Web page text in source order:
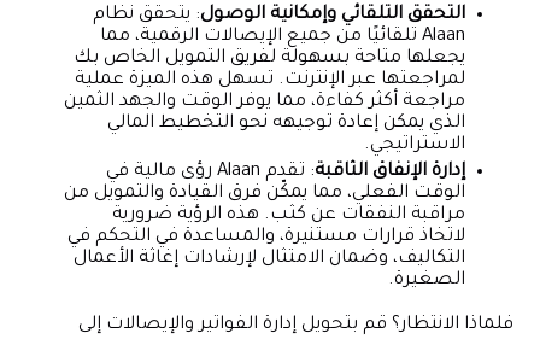
التحقق التلقائي وإمكانية الوصول: يتحقق نظام
Alaan تلقائيًا من جميع الإيصالات الرقمية، مما
يجعلها متاحة بسهولة لفريق التمويل الخاص بك
لمراجعتها عبر الإنترنت. تسهل هذه الميزة عملية
مراجعة أكثر كفاءة، مما يوفر الوقت والجهد الثمين
الذي يمكن إعادة توجيهه نحو التخطيط المالي
الاستراتيجي.
إدارة الإنفاق الثاقبة
: تقدم Alaan رؤى مالية في
الوقت الفعلي، مما يمكّن فرق القيادة والتمويل من
مراقبة النفقات عن كثب. هذه الرؤية ضرورية
لاتخاذ قرارات مستنيرة، والمساعدة في التحكم في
التكاليف، وضمان الامتثال لإرشادات إغاثة الأعمال
الصغيرة.
فلماذا الانتظار؟ قم بتحويل إدارة الفواتير والإيصالات إلى